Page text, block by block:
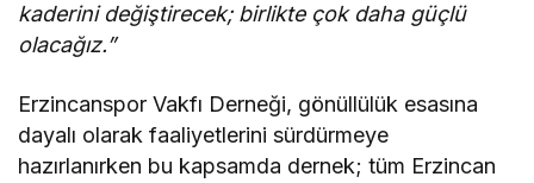
kaderini değiştirecek; birlikte çok daha güçlü
olacağız.”
Erzincanspor Vakfı Derneği, gönüllülük esasına
dayalı olarak faaliyetlerini sürdürmeye
hazırlanırken bu kapsamda dernek; tüm Erzincan